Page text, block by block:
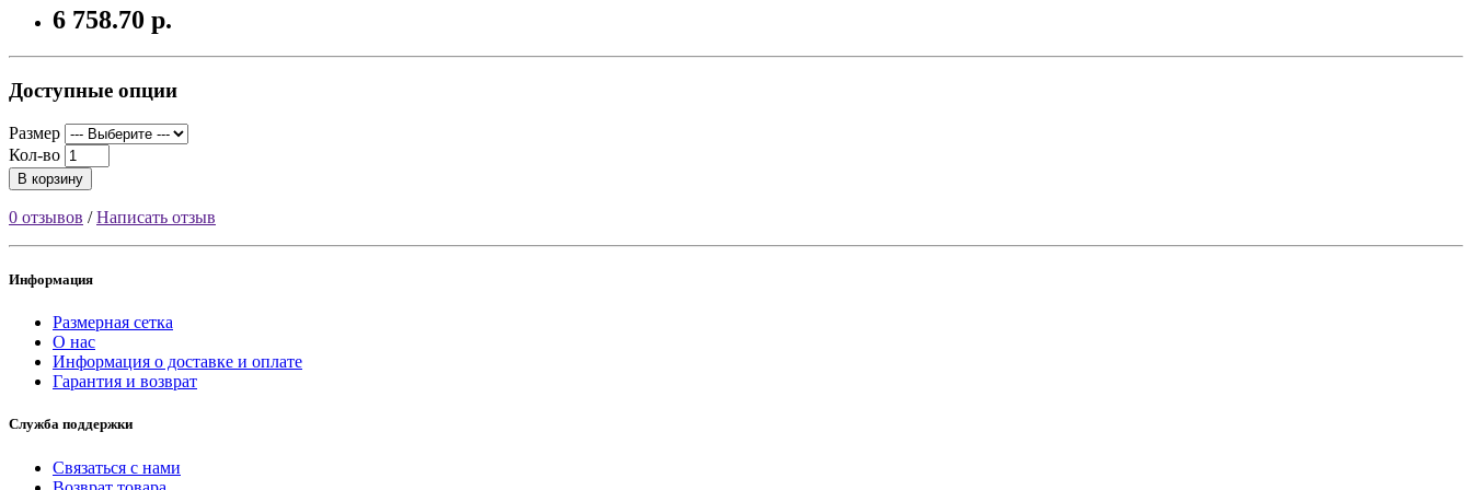
6 758.70 р.
Доступные опции
Размер
Кол-во
В корзину
0 отзывов /Написать отзыв
Информация
Размерная сетка
О нас
Информация о доставке и оплате
Гарантия и возврат
Служба поддержки
Связаться с нами